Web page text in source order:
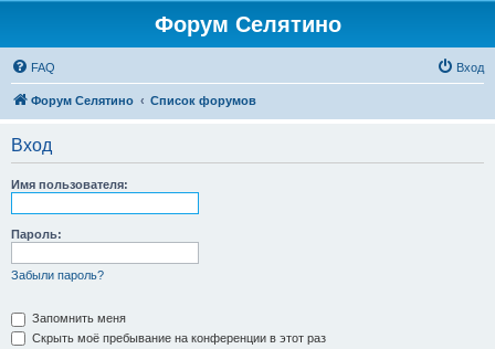
Форум Селятино
FAQ Вход
Форум Селятино Список форумов
Вход
Имя пользователя:
Пароль:
Забыли пароль?
Запомнить меня
Скрыть моё пребывание на конференции в этот раз